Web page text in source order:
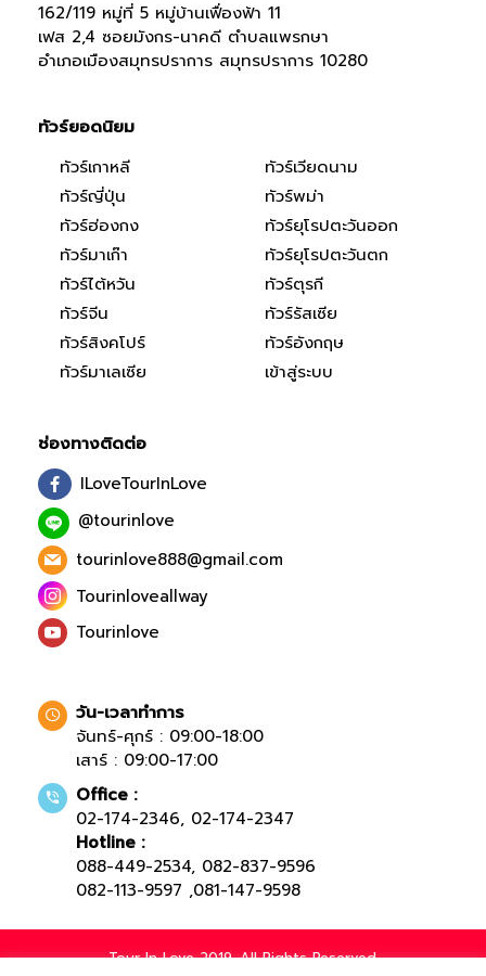
162/119 หมู่ที่ 5 หมู่บ้านเฟื่องฟ้า 11
เฟส 2,4 ซอยมังกร-นาคดี ตำบลแพรกษา
อำเภอเมืองสมุทรปราการ สมุทรปราการ 10280
ทัวร์ยอดนิยม
ทัวร์เกาหลี
ทัวร์ญี่ปุ่น
ทัวร์ฮ่องกง
ทัวร์มาเก๊า
ทัวร์ไต้หวัน
ทัวร์จีน
ทัวร์สิงคโปร์
ทัวร์มาเลเซีย
ทัวร์เวียดนาม
ทัวร์พม่า
ทัวร์ยุโรปตะวันออก
ทัวร์ยุโรปตะวันตก
ทัวร์ตุรกี
ทัวร์รัสเซีย
ทัวร์อังกฤษ
เข้าสู่ระบบ
ช่องทางติดต่อ
ILoveTourInLove
@tourinlove
tourinlove888@gmail.com
Tourinloveallway
Tourinlove
วัน-เวลาทำการ
จันทร์-ศุกร์ : 09:00-18:00
เสาร์ : 09:00-17:00
Office :
02-174-2346, 02-174-2347
Hotline :
088-449-2534, 082-837-9596
082-113-9597 ,081-147-9598
Tour In Love 2019. All Rights Reserved.